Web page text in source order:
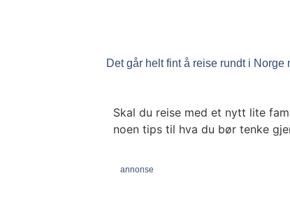
Det går helt fint å reise rundt i Norge
Skal du reise med et nytt lite
noen tips til hva du bør tenke
annonse